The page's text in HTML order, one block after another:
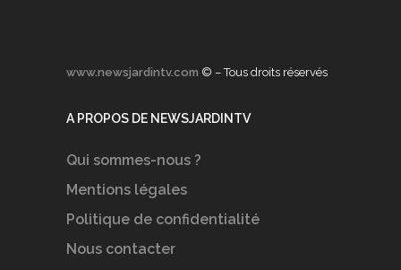
www.newsjardintv.com © – Tous droits réservés
A PROPOS DE NEWSJARDINTV
Qui sommes-nous ?
Mentions légales
Politique de confidentialité
Nous contacter